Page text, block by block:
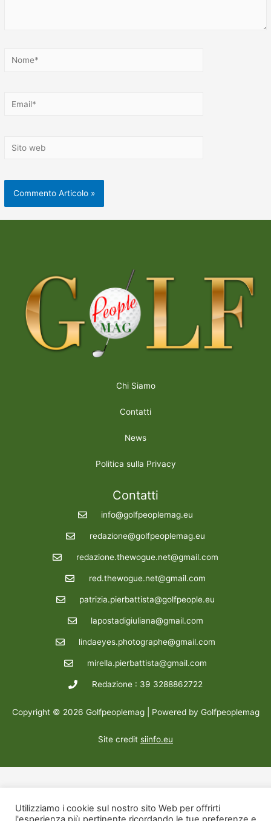
Chi Siamo
Contatti
News
Politica sulla Privacy
Contatti
info@golfpeoplemag.eu
redazione@golfpeoplemag.eu
redazione.thewogue.net@gmail.com
red.thewogue.net@gmail.com
patrizia.pierbattista@golfpeople.eu
lapostadigiuliana@gmail.com
lindaeyes.photographe@gmail.com
mirella.pierbattista@gmail.com
Redazione : 39 3288862722
Copyright © 2026 Golfpeoplemag | Powered by Golfpeoplemag
Site credit siinfo.eu
Utilizziamo i cookie sul nostro sito Web per offrirti